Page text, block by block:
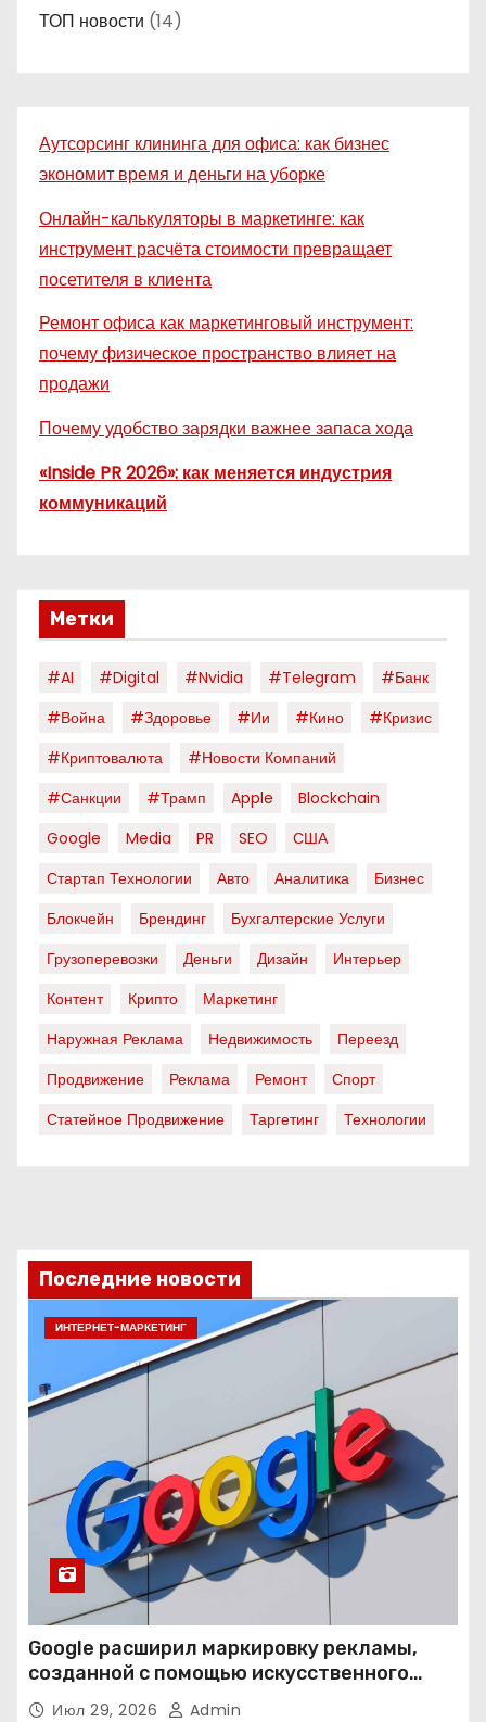
ТОП новости (14)
Аутсорсинг клининга для офиса: как бизнес
экономит время и деньги на уборке
Онлайн-калькуляторы в маркетинге: как
инструмент расчёта стоимости превращает
посетителя в клиента
Ремонт офиса как маркетинговый инструмент:
почему физическое пространство влияет на
продажи
Почему удобство зарядки важнее запаса хода
«Inside PR 2026»: как меняется индустрия
коммуникаций
Метки
#AI #digital #nvidia #telegram
#банк
#война
#здоровье #ии #кино
#кризис
#криптовалюта
#новости Компаний
#санкции
#трамп Apple
Blockchain
Google
Media PR SEO
США
Стартап Технологии
Авто Аналитика
Бизнес
Блокчейн
Брендинг
Бухгалтерские Услуги
Грузоперевозки
Деньги Дизайн
Интерьер
Контент
Крипто
Маркетинг
Наружная Реклама
Недвижимость
Переезд
Продвижение
Реклама Ремонт
Спорт
Статейное Продвижение
Таргетинг Технологии
Последние новости
ИНТЕРНЕТ-МАРКЕТИНГ
Google расширил маркировку рекламы,
созданной с помощью искусственного
интеллекта
Июл 29, 2026 Admin